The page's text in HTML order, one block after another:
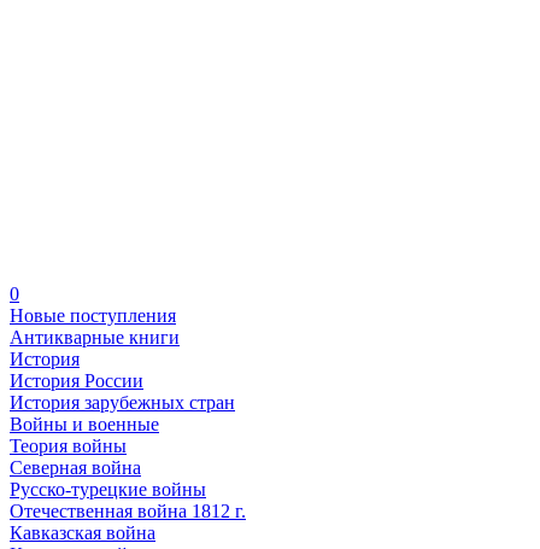
0
Новые поступления
Антикварные книги
История
История России
История зарубежных стран
Войны и военные
Теория войны
Северная война
Русско-турецкие войны
Отечественная война 1812 г.
Кавказская война